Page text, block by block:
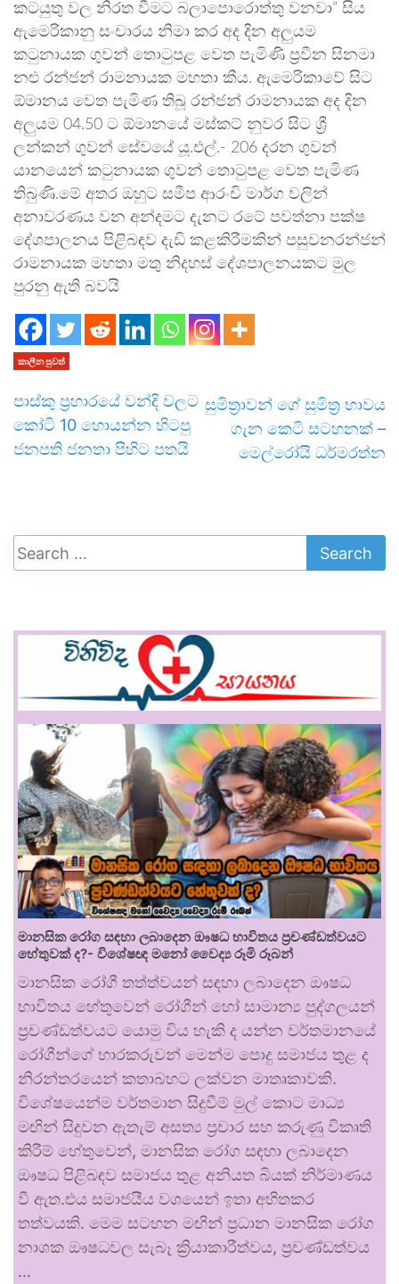
කටයුතු වල නිරත වීමට බලාපොරොත්තු වනවා” සිය
ඇමෙරිකානු සංචාරය නිමා කර අද දින අලුයම
කටුනායක ගුවන් තොටුපළ වෙත පැමිණි ප්‍රවීන සිනමා
නළු රන්ජන් රාමනායක මහතා කීය. ඇමෙරිකාවේ සිට
ඕමානය වෙත පැමිණ තිබූ රන්ජන් රාමනායක අද දින
අලුයම 04.50 ට ඕමානයේ මස්කට් නුවර සිට ශ්‍රී
ලන්කන් ගුවන් සේවයේ යූ.එල්.- 206 දරන ගුවන්
යානයෙන් කටුනායක ගුවන් තොටුපළ වෙත පැමිණ
තිබුණි.මේ අතර ඔහුට සමීප ආරංචි මාර්ග වලින්
අනාවරණය වන අන්දමට දැනට රටේ පවත්නා පක්ෂ
දේශපාලනය පිළිබඳව දැඩි කළකිරීමකින් පසුවනරන්ජන්
රාමනායක මහතා මතු නිදහස් දේශපාලනයකට මුල
පුරනු ඇති බවයි
කාලීන පුවත්
පාස්කු ප‍්‍රහාරයේ වන්දි වලට
කෝටි 10 හොයන්න හිටපු
ජනපති ජනතා පිහිට පතයි
සුමිත්‍රාවන් ගේ සුමිත්‍ර භාවය
ගැන කෙටි සටහනක් –
මෙල්රෝයි ධර්මරත්න
මානසික රෝග සඳහා ලබාදෙන ඖෂධ භාවිතය ප්‍රචණ්ඩත්වයට
හේතුවක් ද?- විශේෂඥ මනෝ වෛද්‍ය රූමි රූබන්
මානසික රෝගී තත්ත්වයන් සඳහා ලබාදෙන ඖෂධ
භාවිතය හේතුවෙන් රෝගීන් හෝ සාමාන්‍ය පුද්ගලයන්
ප්‍රචණ්ඩත්වයට යොමු විය හැකි ද යන්න වර්තමානයේ
රෝගීන්ගේ භාරකරුවන් මෙන්ම පොදු සමාජය තුළ ද
නිරන්තරයෙන් කතාබහට ලක්වන මාතෘකාවකි.
විශේෂයෙන්ම වර්තමාන සිදුවීම් මුල් කොට මාධ්‍ය
මඟින් සිදුවන ඇතැම් අසත්‍ය ප්‍රචාර සහ කරුණු විකෘති
කිරීම් හේතුවෙන්, මානසික රෝග සඳහා ලබාදෙන
ඖෂධ පිළිබඳව සමාජය තුළ අනියත බියක් නිර්මාණය
වී ඇත.එය සමාජයීය වශයෙන් ඉතා අහිතකර
තත්වයකි. මෙම සටහන මඟින් ප්‍රධාන මානසික රෝග
නාශක ඖෂධවල සැබෑ ක්‍රියාකාරීත්වය, ප්‍රචණ්ඩත්වය
…